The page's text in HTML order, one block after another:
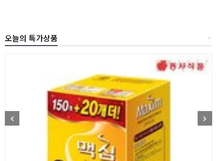
+
오늘의 특가상품